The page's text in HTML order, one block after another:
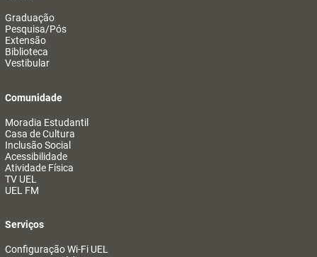
Graduação
Pesquisa/Pós
Extensão
Biblioteca
Vestibular
Comunidade
Moradia Estudantil
Casa de Cultura
Inclusão Social
Acessibilidade
Atividade Física
TV UEL
UEL FM
Serviços
Configuração Wi-Fi UEL